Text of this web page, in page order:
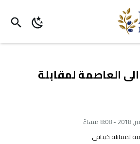
العاصمة لمقابلة